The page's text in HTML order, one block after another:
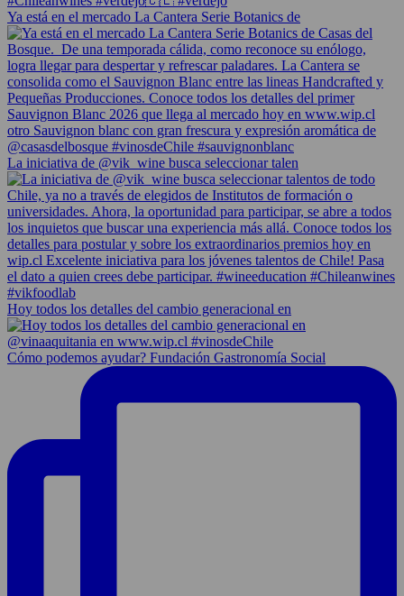
Ya está en el mercado La Cantera Serie Botanics de
La iniciativa de @vik_wine busca seleccionar talen
Hoy todos los detalles del cambio generacional en
Cómo podemos ayudar? Fundación Gastronomía Social